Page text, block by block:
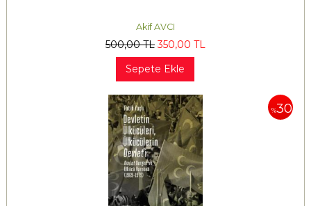
Akif AVCI
500,00TL 350,00 TL
Sepete Ekle
%30